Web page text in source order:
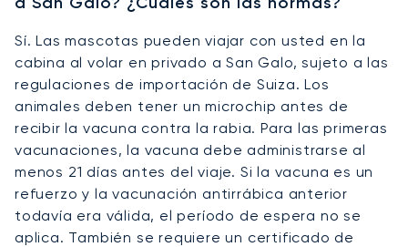
Sí. Las mascotas pueden viajar con usted en la
cabina al volar en privado a San Galo, sujeto a las
regulaciones de importación de Suiza. Los
animales deben tener un microchip antes de
recibir la vacuna contra la rabia. Para las primeras
vacunaciones, la vacuna debe administrarse al
menos 21 días antes del viaje. Si la vacuna es un
refuerzo y la vacunación antirrábica anterior
todavía era válida, el período de espera no se
aplica. También se requiere un certificado de